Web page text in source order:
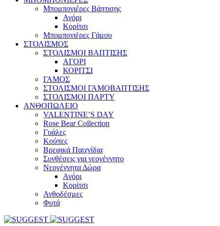
Μπομπονιέρες Βάπτισης
Αγόρι
Κορίτσι
Μπομπονιέρες Γάμου
ΣΤΟΛΙΣΜΟΣ
ΣΤΟΛΙΣΜΟΙ ΒΑΠΤΙΣΗΣ
ΑΓΟΡΙ
ΚΟΡΙΤΣΙ
ΓΑΜΟΣ
ΣΤΟΛΙΣΜΟΙ ΓΑΜΟΒΑΠΤΙΣΗΣ
ΣΤΟΛΙΣΜΟΙ ΠΑΡΤΥ
ΑΝΘΟΠΩΛΕΙΟ
VALENTINE’S DAY
Rose Bear Collection
Γυάλες
Κούπες
Βρεφικά Παιχνίδια
Συνθέσεις για νεογέννητο
Νεογέννητα Δώρα
Αγόρι
Κορίτσι
Ανθοδέσμες
Φυτά